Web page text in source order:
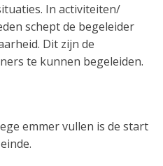
In activiteiten/
schept de begeleider
Dit zijn de
te kunnen begeleiden.
emmer vullen is de start